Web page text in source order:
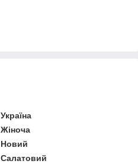
Україна
Жіноча
Новий
Салатовий